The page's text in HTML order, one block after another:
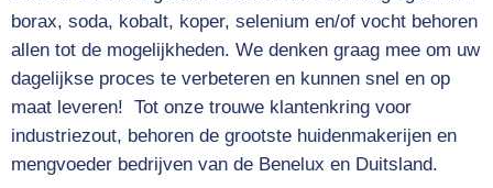
borax, soda, kobalt, koper, selenium en/of vocht behoren
allen tot de mogelijkheden. We denken graag mee om uw
dagelijkse proces te verbeteren en kunnen snel en op
maat leveren! Tot onze trouwe klantenkring voor
industriezout, behoren de grootste huidenmakerijen en
mengvoeder bedrijven van de Benelux en Duitsland.